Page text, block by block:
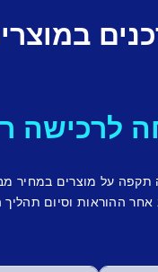
תקפה על מוצרים במחיר
ההוראות וסיום